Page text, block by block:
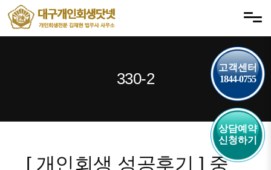
용
으
메뉴 건너뛰기
330-2
고객센터
1844-0755
상담예약
신청하기
[ 개인회생 성공후기 ] 중